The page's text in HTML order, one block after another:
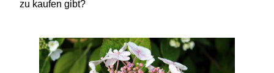
zu kaufen gibt?